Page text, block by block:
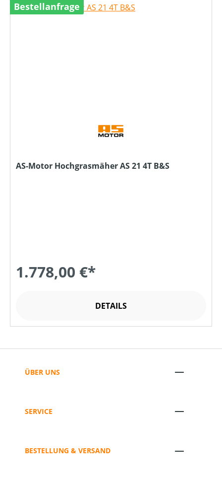
Bestellanfrage
AS-Motor Hochgrasmäher AS 21 4T B&S
1.778,00 €*
DETAILS
ÜBER UNS
SERVICE
BESTELLUNG & VERSAND